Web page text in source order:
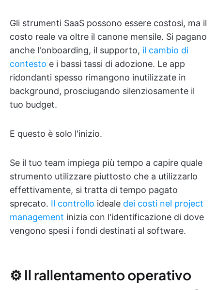
Gli strumenti SaaS possono essere costosi, ma il
costo reale va oltre il canone mensile. Si pagano
anche l'onboarding, il supporto, il cambio di
contesto e i bassi tassi di adozione. Le app
ridondanti spesso rimangono inutilizzate in
background, prosciugando silenziosamente il
tuo budget.
E questo è solo l'inizio.
Se il tuo team impiega più tempo a capire quale
strumento utilizzare piuttosto che a utilizzarlo
effettivamente, si tratta di tempo pagato
sprecato. Il controllo ideale dei costi nel project
management inizia con l'identificazione di dove
vengono spesi i fondi destinati al software.
⚙️ Il rallentamento operativo